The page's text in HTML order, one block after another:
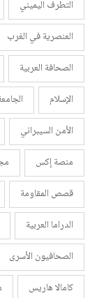
التطرف اليميني
العنصرية في الغرب
الصحافة العربية
الإسلام
الأمن السيبراني
منصة إكس
قصص المقاومة
الدراما العربية
الصحافيون الأسرى
كامالا هاريس